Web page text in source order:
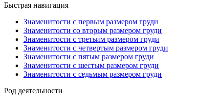
Быстрая навигация
Знаменитости с первым размером груди
Знаменитости со вторым размером груди
Знаменитости с третьим размером груди
Знаменитости с четвертым размером груди
Знаменитости с пятым размером груди
Знаменитости с шестым размером груди
Знаменитости с седьмым размером груди
Род деятельности